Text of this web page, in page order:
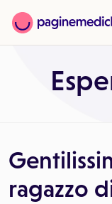
ragazzo